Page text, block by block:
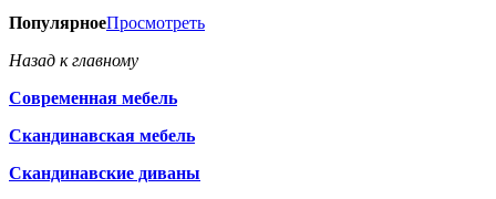
ПопулярноеПросмотреть
Назад к главному
Современная мебель
Скандинавская мебель
Скандинавские диваны